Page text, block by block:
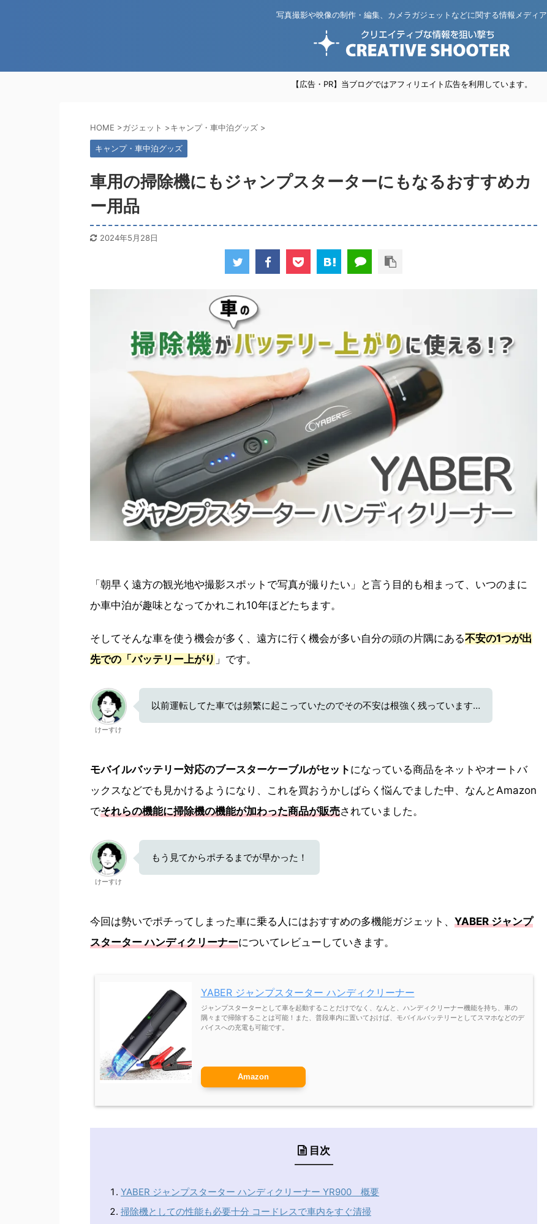
写真撮影や映像の制作・編集、カメラガジェットなどに関する情報メディア
【広告・PR】当ブログではアフィリエイト広告を利用しています。
HOME >ガジェット >キャンプ・車中泊グッズ >
キャンプ・車中泊グッズ
車用の掃除機にもジャンプスターターにもなるおすすめカ
ー用品
2024年5月28日
「朝早く遠方の観光地や撮影スポットで写真が撮りたい」と言う目的も相まって、いつのまに
か車中泊が趣味となってかれこれ10年ほどたちます。
そしてそんな車を使う機会が多く、遠方に行く機会が多い自分の頭の片隅にある不安の1つが出
先での「バッテリー上がり 」です。
けーすけ
以前運転してた車では頻繁に起こっていたのでその不安は根強く残っています…
モバイルバッテリー対応のブースターケーブルがセット になっている商品をネットやオートバ
ックスなどでも見かけるようになり、これを買おうかしばらく悩んでました中、なんとAmazon
でそれらの機能に掃除機の機能が加わった商品が販売されていました。
けーすけ
もう見てからポチるまでが早かった！
今回は勢いでポチってしまった車に乗る人にはおすすめの多機能ガジェット、 YABER ジャンプ
スターター ハンディクリーナーについてレビューしていきます。
YABER ジャンプスターター ハンディクリーナー
ジャンプスターターとして車を起動することだけでなく、なんと、ハンディクリーナー機能を持ち、車の
隅々まで掃除することは可能！また、普段車内に置いておけば、モバイルバッテリーとしてスマホなどのデ
バイスへの充電も可能です。
Amazon
目次
YABER ジャンプスターター ハンディクリーナー YR900 概要
掃除機としての性能も必要十分 コードレスで車内をすぐ清掃